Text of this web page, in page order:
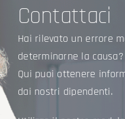
Contattaci
Hai rilevato un errore
determinarne la causa?
Qui puoi ottenere
dai nostri dipendenti.